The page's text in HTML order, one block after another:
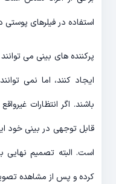
استفاده در فیلرهای پوستی
پرکننده های بینی می
ایجاد کنند، اما نمی
باشند. اگر انتظارات
قابل توجهی در بینی خود
است. البته تصمیم نهایی
کرده و پس از مشاهده